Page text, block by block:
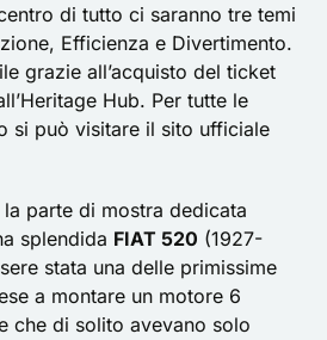
di tutto ci saranno tre temi
Efficienza e Divertimento.
grazie all’acquisto del ticket
Hub. Per tutte le
si può visitare il sito ufficiale
parte di mostra dedicata
splendida FIAT 520 (1927-
stata una delle primissime
a montare un motore 6
che di solito avevano solo